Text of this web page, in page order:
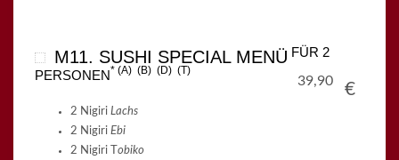
M11. SUSHI SPECIAL MENÜ FÜR 2
PERSONEN
A B D T
39,90 €
2 Nigiri Lachs
2 Nigiri Ebi
2 Nigiri T obiko